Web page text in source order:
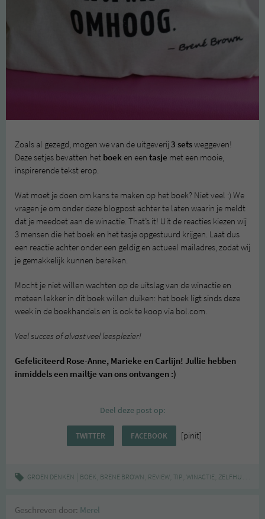
Zoals al gezegd, mogen we van de uitgeverij 3 setsweggeven!
Deze setjes bevatten het boek en een tasje met een mooie,
inspirerende tekst erop.
Wat moet je doen om kans te maken op het boek? Niet veel :) We
vragen je om onder deze blogpost achter te laten waarin je meldt
dat je meedoet aan de winactie. That’s it! Uit de reacties kiezen wij
3 mensen die het boek en het tasje opgestuurd krijgen. Laat dus
een reactie achter onder een geldig en actueel mailadres, zodat wij
je gemakkelijk kunnen bereiken.
Mocht je niet willen wachten op de uitslag van de winactie en
meteen lekker in dit boek willen duiken: het boek ligt sinds deze
week in de boekhandels en is ook te koop via bol.com.
Veel succes of alvast veel leesplezier!
Gefeliciteerd Rose-Anne, Marieke en Carlijn! Jullie hebben
inmiddels een mailtje van ons ontvangen :)
Deel deze post op:
TWITTER FACEBOOK [pinit]
GROEN DENKEN BOEK, BRENE BROWN, REVIEW, TIP, WINACTIE, ZELFHULP
Geschreven door: Merel